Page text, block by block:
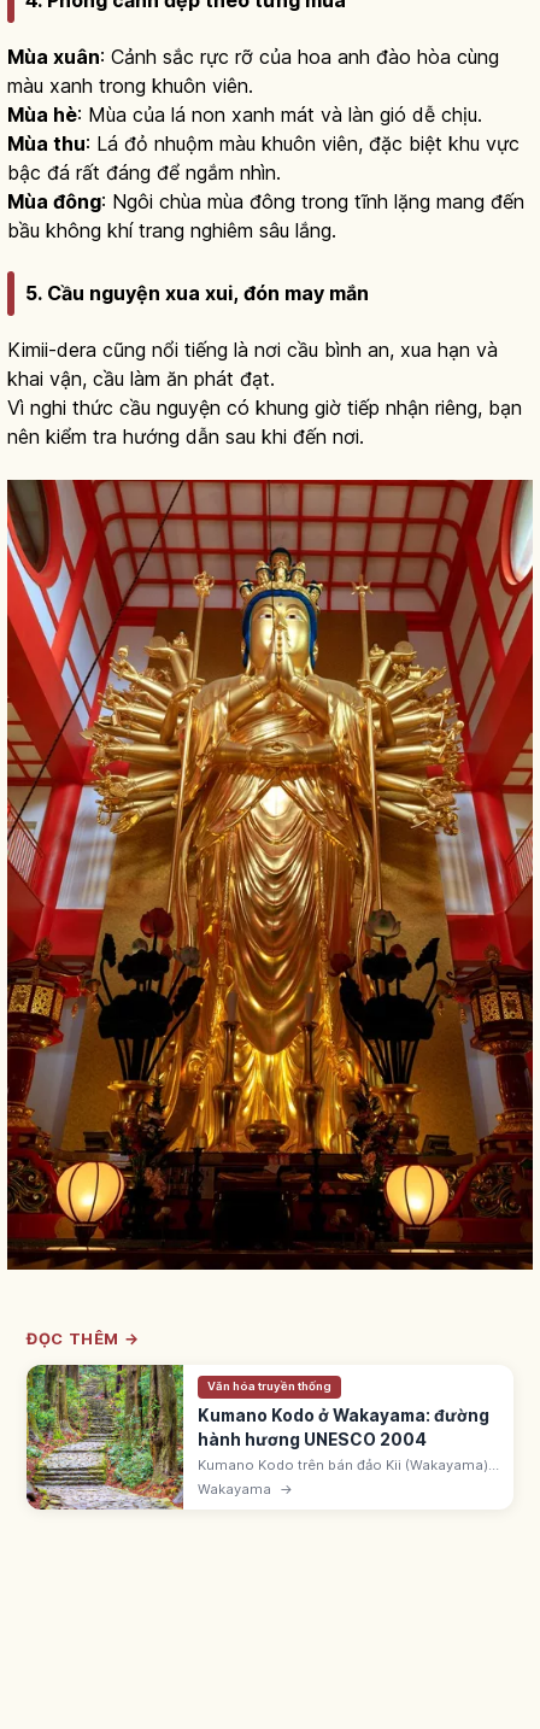
Mùa xuân: Cảnh sắc rực rỡ của hoa anh đào hòa cùng
màu xanh trong khuôn viên.
Mùa hè: Mùa của lá non xanh mát và làn gió dễ chịu.
Mùa thu: Lá đỏ nhuộm màu khuôn viên, đặc biệt khu vực
bậc đá rất đáng để ngắm nhìn.
Mùa đông: Ngôi chùa mùa đông trong tĩnh lặng mang đến
bầu không khí trang nghiêm sâu lắng.
5. Cầu nguyện xua xui, đón may mắn
Kimii-dera cũng nổi tiếng là nơi cầu bình an, xua hạn và
khai vận, cầu làm ăn phát đạt.
Vì nghi thức cầu nguyện có khung giờ tiếp nhận riêng, bạn
nên kiểm tra hướng dẫn sau khi đến nơi.
ĐỌC THÊM →
Văn hóa truyền thống
Kumano Kodo ở Wakayama: đường
hành hương UNESCO 2004
Kumano Kodo trên bán đảo Kii (Wakayama)
nối Kumano Sanzan: Hongu, Hayatama,
Nachi Taisha. UNESCO 2004. Đường lát đá
Wakayama →